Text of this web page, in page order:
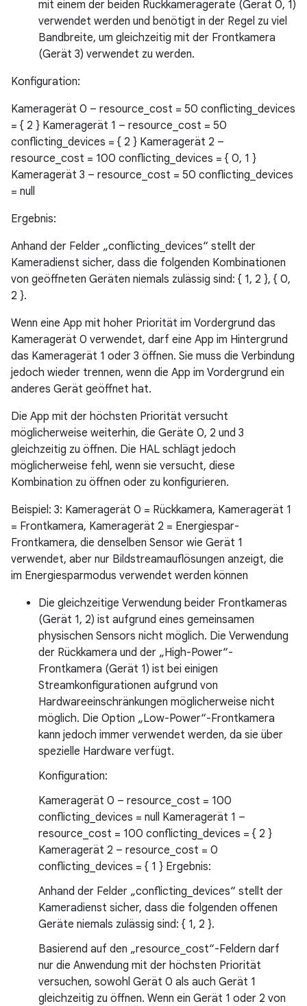
mit einem der beiden Rückkamerageräte (Gerät 0, 1)
verwendet werden und benötigt in der Regel zu viel
Bandbreite, um gleichzeitig mit der Frontkamera
(Gerät 3) verwendet zu werden.
Konfiguration:
Kameragerät 0 – resource_cost = 50 conflicting_devices
= { 2 } Kameragerät 1 – resource_cost = 50
conflicting_devices = { 2 } Kameragerät 2 –
resource_cost = 100 conflicting_devices = { 0, 1 }
Kameragerät 3 – resource_cost = 50 conflicting_devices
= null
Ergebnis:
Anhand der Felder „conflicting_devices“ stellt der
Kameradienst sicher, dass die folgenden Kombinationen
von geöffneten Geräten niemals zulässig sind: { 1, 2 }, { 0,
2 }.
Wenn eine App mit hoher Priorität im Vordergrund das
Kameragerät 0 verwendet, darf eine App im Hintergrund
das Kameragerät 1 oder 3 öffnen. Sie muss die Verbindung
jedoch wieder trennen, wenn die App im Vordergrund ein
anderes Gerät geöffnet hat.
Die App mit der höchsten Priorität versucht
möglicherweise weiterhin, die Geräte 0, 2 und 3
gleichzeitig zu öffnen. Die HAL schlägt jedoch
möglicherweise fehl, wenn sie versucht, diese
Kombination zu öffnen oder zu konfigurieren.
Beispiel: 3: Kameragerät 0 = Rückkamera, Kameragerät 1
= Frontkamera, Kameragerät 2 = Energiespar-
Frontkamera, die denselben Sensor wie Gerät 1
verwendet, aber nur Bildstreamauflösungen anzeigt, die
im Energiesparmodus verwendet werden können
Die gleichzeitige Verwendung beider Frontkameras
(Gerät 1, 2) ist aufgrund eines gemeinsamen
physischen Sensors nicht möglich. Die Verwendung
der Rückkamera und der „High-Power“-
Frontkamera (Gerät 1) ist bei einigen
Streamkonfigurationen aufgrund von
Hardwareeinschränkungen möglicherweise nicht
möglich. Die Option „Low-Power“-Frontkamera
kann jedoch immer verwendet werden, da sie über
spezielle Hardware verfügt.
Konfiguration:
Kameragerät 0 – resource_cost = 100
conflicting_devices = null Kameragerät 1 –
resource_cost = 100 conflicting_devices = { 2 }
Kameragerät 2 – resource_cost = 0
conflicting_devices = { 1 } Ergebnis:
Anhand der Felder „conflicting_devices“ stellt der
Kameradienst sicher, dass die folgenden offenen
Geräte niemals zulässig sind: { 1, 2 }.
Basierend auf den „resource_cost“-Feldern darf
nur die Anwendung mit der höchsten Priorität
versuchen, sowohl Gerät 0 als auch Gerät 1
gleichzeitig zu öffnen. Wenn ein Gerät 1 oder 2 von